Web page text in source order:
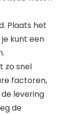
Plaats het
kunt een
zo snel
factoren,
levering
de